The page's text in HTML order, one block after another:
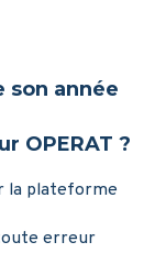
son année
OPERAT ?
la plateforme
erreur